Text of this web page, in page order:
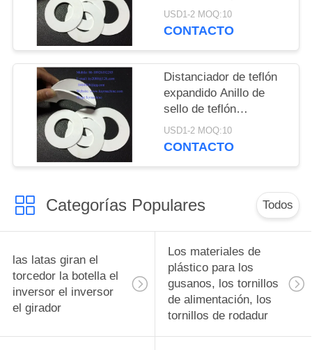
fábrica China productor
sello de plástico
expandido espumado
EPTFE o ampliado
láminas de Teflón
fabricante de China
productor de China
USD1-2 MOQ:10
CONTACTO
Distanciador de teflón
expandido Anillo de
sello de teflón
expandido Junta de
plástico expandida
expandido China
USD1-2 MOQ:10
CONTACTO
Categorías Populares Todos
las latas giran el
torcedor la botella el
inversor el inversor
el girador
Los materiales de
plástico para los
gusanos, los tornillos
de alimentación, los
tornillos de rodadur